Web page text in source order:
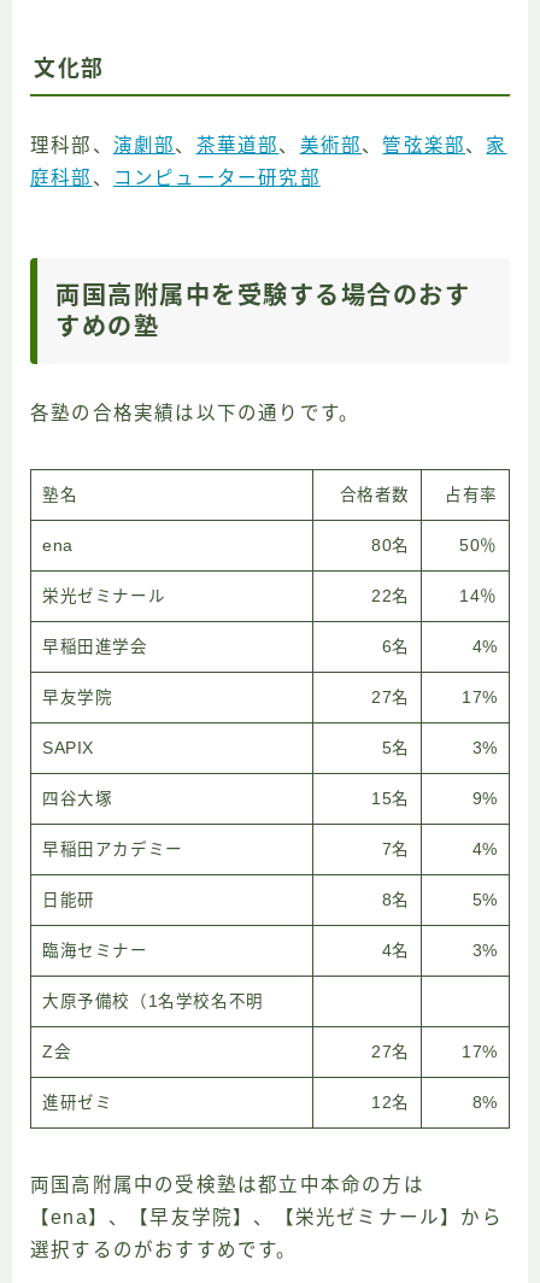
文化部
理科部、 演劇部、 茶華道部、 美術部、管弦楽部、 家
庭科部 、 コンピューター研究部
両国高附属中を受験する場合のおす
すめの塾
各塾の合格実績は以下の通りです。
塾名 合格者数 占有率
ena 80名 50％
栄光ゼミナール 22名 14％
早稲田進学会 6名 4%
早友学院 27名 17%
SAPIX 5名 3%
四谷大塚 15名 9%
早稲田アカデミー 7名 4%
日能研 8名 5%
臨海セミナー 4名 3%
大原予備校（1名学校名不明
Z会 27名 17%
進研ゼミ 12名 8%
両国高附属中の受検塾は都立中本命の方は
【ena】、【早友学院】、【栄光ゼミナール】から
選択するのがおすすめです。